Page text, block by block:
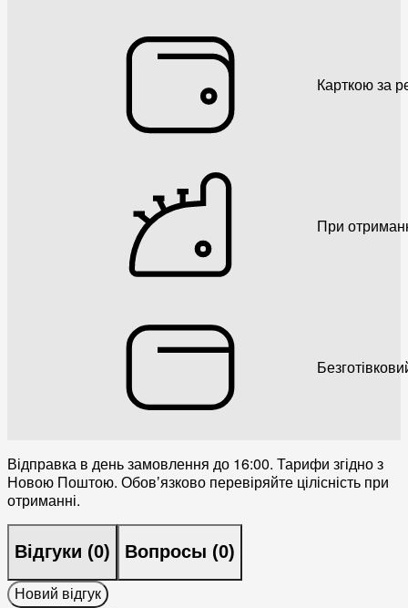
Карткою за
При
Відправка в день замовлення до 16:00. Тарифи згідно з
Новою Поштою. Обовʼязково перевіряйте цілісність при
отриманні.
Відгуки (0) Вопросы (0)
Новий відгук